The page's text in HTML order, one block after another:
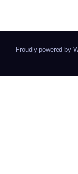
Proudly powered by